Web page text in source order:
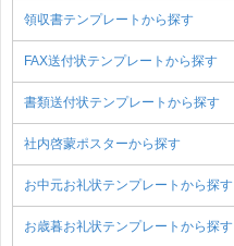
領収書テンプレートから探す
FAX送付状テンプレートから探す
書類送付状テンプレートから探す
社内啓蒙ポスターから探す
お中元お礼状テンプレートから探す
お歳暮お礼状テンプレートから探す